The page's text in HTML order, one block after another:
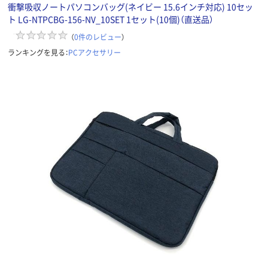
衝撃吸収ノートパソコンバッグ(ネイビー 15.6インチ対応) 10セッ
ト LG-NTPCBG-156-NV_10SET 1セット(10個)（直送品）
（0件のレビュー）
ランキングを見る：PCアクセサリー